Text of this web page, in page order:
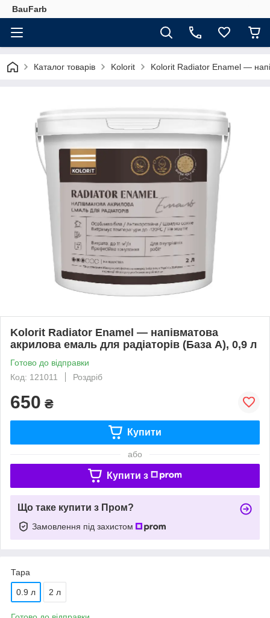
BauFarb
Каталог товарів Kolorit Kolorit Radiator Enamel —
Kolorit Radiator Enamel — напівматова
акрилова емаль для радіаторів (База А), 0,9 л
Готово до відправки
Код: 121011
Роздріб
650 ₴
Купити
або
Купити з
Що таке купити з Пром?
Замовлення під захистом
Тара
0.9 л 2 л